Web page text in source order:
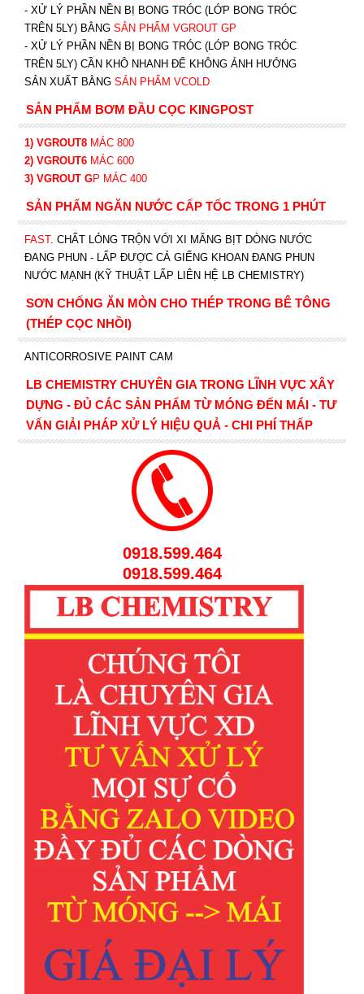
- XỬ LÝ PHẦN NỀN BỊ BONG TRÓC (LỚP BONG TRÓC
TRÊN 5LY) BẰNG SẢN PHẨM VGROUT GP
- XỬ LÝ PHẦN NỀN BỊ BONG TRÓC (LỚP BONG TRÓC
TRÊN 5LY) CẦN KHÔ NHANH ĐỂ KHÔNG ẢNH HƯỞNG
SẢN XUẤT BẰNG SẢN PHẨM VCOLD
SẢN PHẨM BƠM ĐẦU CỌC KINGPOST
1) VGROUT8 MÁC 800
2) VGROUT6MÁC 600
3) VGROUT GP MÁC 400
SẢN PHẨM NGĂN NƯỚC CẤP TỐC TRONG 1 PHÚT
FAST. CHẤT LỎNG TRỘN VỚI XI MĂNG BỊT DÒNG NƯỚC
ĐANG PHUN - LẤP ĐƯỢC CẢ GIẾNG KHOAN ĐANG PHUN
NƯỚC MẠNH (KỸ THUẬT LẤP LIÊN HỆ LB CHEMISTRY)
SƠN CHỐNG ĂN MÒN CHO THÉP TRONG BÊ TÔNG
(THÉP CỌC NHỒI)
ANTICORROSIVE PAINT CAM
LB CHEMISTRY CHUYÊN GIA TRONG LĨNH VỰC XÂY
DỰNG - ĐỦ CÁC SẢN PHẨM TỪ MÓNG ĐẾN MÁI - TƯ
VẤN GIẢI PHÁP XỬ LÝ HIỆU QUẢ - CHI PHÍ THẤP
0918.599.464
0918.599.464